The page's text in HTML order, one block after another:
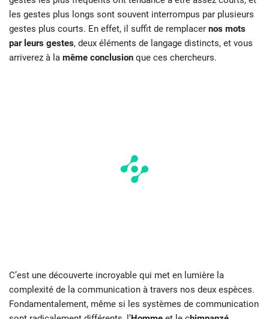
les gestes plus longs sont souvent interrompus par plusieurs
gestes plus courts. En effet, il suffit de remplacer nos mots
par leurs gestes, deux éléments de langage distincts, et vous
arriverez à la même conclusion que ces chercheurs.
C’est une découverte incroyable qui met en lumière la
complexité de la communication à travers nos deux espèces.
Fondamentalement, même si les systèmes de communication